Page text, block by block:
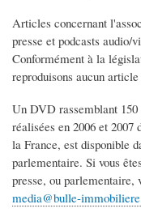
Articles concernant
presse et podcasts audio/
Conformément à la
reproduisons aucun
Un DVD rassemblant 150
réalisées en 2006 et 2007
la France, est disponible
parlementaire. Si vous
presse, ou parlementaire,
media@bulle-